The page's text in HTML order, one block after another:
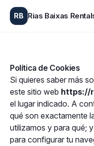
RB Rias Baixas
Política de Cookies
Si quieres saber más
este sitio web https://
el lugar indicado. A
qué son exactamente
utilizamos y para qué;
para configurar tu